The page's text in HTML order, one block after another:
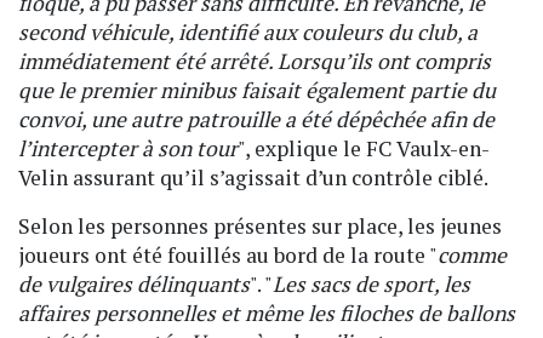
second véhicule, identifié aux couleurs du club, a
immédiatement été arrêté. Lorsqu’ils ont compris
que le premier minibus faisait également partie du
convoi, une autre patrouille a été dépêchée afin de
l’intercepter à son tour", explique le FC Vaulx-en-
Velin assurant qu’il s’agissait d’un contrôle ciblé.
Selon les personnes présentes sur place, les jeunes
joueurs ont été fouillés au bord de la route "comme
de vulgaires délinquants". "Les sacs de sport, les
affaires personnelles et même les filoches de ballons